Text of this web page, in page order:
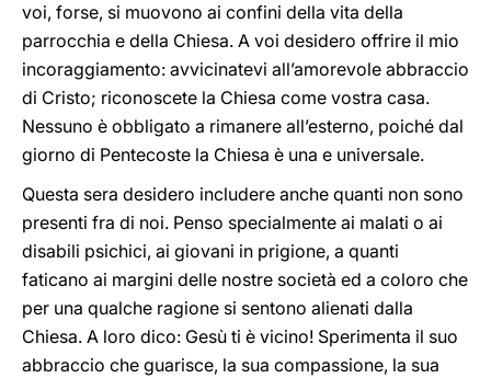
voi, forse, si muovono ai confini della vita della
parrocchia e della Chiesa. A voi desidero offrire il mio
incoraggiamento: avvicinatevi all’amorevole abbraccio
di Cristo; riconoscete la Chiesa come vostra casa.
Nessuno è obbligato a rimanere all’esterno, poiché dal
giorno di Pentecoste la Chiesa è una e universale.
Questa sera desidero includere anche quanti non sono
presenti fra di noi. Penso specialmente ai malati o ai
disabili psichici, ai giovani in prigione, a quanti
faticano ai margini delle nostre società ed a coloro che
per una qualche ragione si sentono alienati dalla
Chiesa. A loro dico: Gesù ti è vicino! Sperimenta il suo
abbraccio che guarisce, la sua compassione, la sua